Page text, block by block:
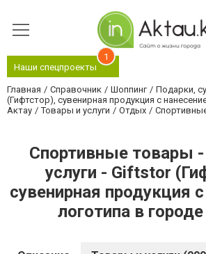
Наши спецпроекты
1
Главная Справочник Шоппинг Подарки,
(Гифтстор), сувенирная продукция с
Актау
Товары и услуги Отдых
Спортивные товары
услуги - Giftstor
сувенирная продукция
логотипа в